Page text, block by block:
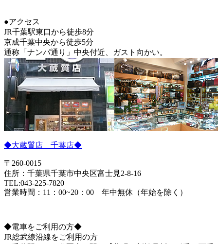
●アクセス
JR千葉駅東口から徒歩8分
京成千葉中央から徒歩5分
通称「ナンパ通り」中央付近、ガスト向かい。
◆大蔵質店 千葉店◆
〒260-0015
住所：千葉県千葉市中央区富士見2-8-16
TEL:043-225-7820
営業時間：11：00~20：00 年中無休（年始を除く）
◆電車をご利用の方◆
JR総武線沿線をご利用の方